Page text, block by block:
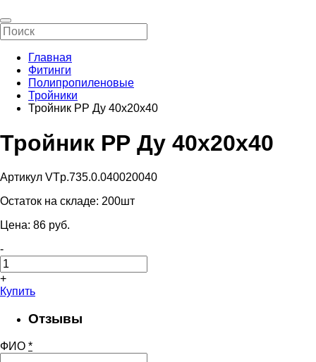
Главная
Фитинги
Полипропиленовые
Тройники
Тройник РР Ду 40х20х40
Тройник РР Ду 40х20х40
Артикул VTp.735.0.040020040
Остаток на складе: 200шт
Цена: 86 pуб.
-
+
Купить
Отзывы
ФИО *